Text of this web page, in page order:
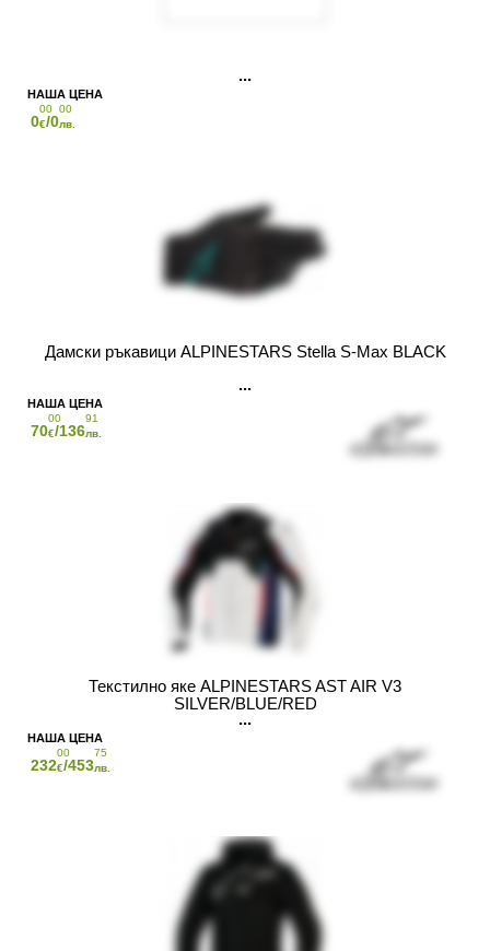
0
00
€/0
00
лв.
Дамски ръкавици ALPINESTARS Stella S-Max BLACK
70
00
€/136
91
лв.
Текстилно яке ALPINESTARS AST AIR V3
SILVER/BLUE/RED
232
00
€/453
75
лв.